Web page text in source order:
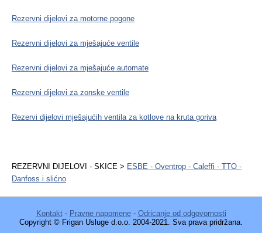
Rezervni dijelovi za motorne pogone
Rezervni dijelovi za mješajuće ventile
Rezervni dijelovi za mješajuće automate
Rezervni dijelovi za zonske ventile
Rezervi dijelovi mješajućih ventila za kotlove na kruta goriva
REZERVNI DIJELOVI - SKICE > ESBE - Oventrop - Caleffi - TTO -
Danfoss i slićno
Kontakt- Pravne napomene- Odricanje od odgovornosti
Copyright © Frigan Usluge d.o.o. 2004-2021. Sva prava pridržana.